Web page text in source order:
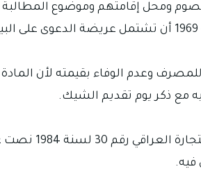
ومحل إقامتهم وموضوع
مع ذكر يوم تقديم الشيك.
ويجب
فيه.